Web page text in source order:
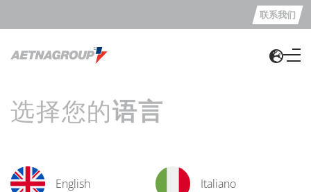
联系我们
选择您的语言
English Italiano